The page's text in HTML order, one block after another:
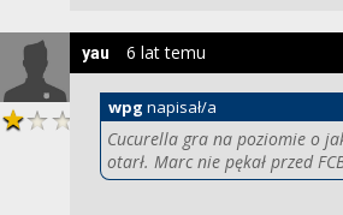
wpg napisał/a
Cucurella gra na poziomie o
otarł. Marc nie pękał przed
yau 6 lat temu